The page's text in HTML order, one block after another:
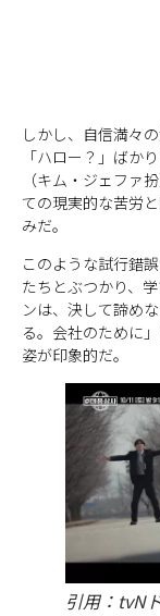
しかし、自信満々
「ハロー？」ばか
（キム・ジェファ
ての現実的な苦労
みだ。
このような試行錯
たちとぶつかり、
ンは、決して諦め
る。会社のために
姿が印象的だ。
引用：tvN